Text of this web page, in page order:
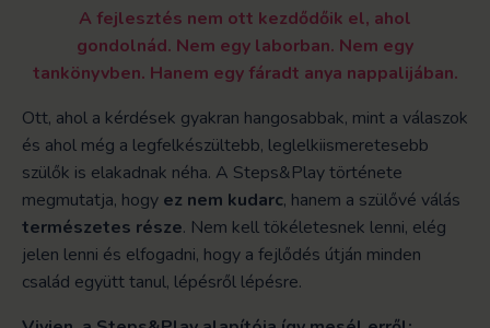
A fejlesztés nem ott kezdődőik el, ahol
gondolnád. Nem egy laborban. Nem egy
tankönyvben. Hanem egy fáradt anya nappalijában.
Ott, ahol a kérdések gyakran hangosabbak, mint a válaszok
és ahol még a legfelkészültebb, leglelkiismeretesebb
szülők is elakadnak néha. A Steps&Play története
megmutatja, hogy ez nem kudarc, hanem a szülővé válás
természetes része. Nem kell tökéletesnek lenni, elég
jelen lenni és elfogadni, hogy a fejlődés útján minden
család együtt tanul, lépésről lépésre.